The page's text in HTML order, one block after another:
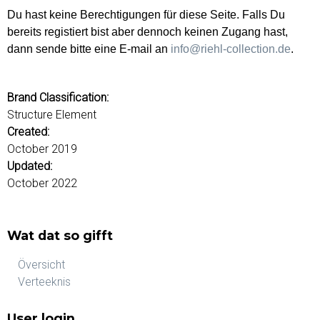
r
d
s
Du hast keine Berechtigungen für diese Seite. Falls Du
bereits registiert bist aber dennoch keinen Zugang hast,
dann sende bitte eine E-mail an info@riehl-collection.de.
Brand Classification:
Structure Element
Created:
October 2019
Updated:
October 2022
Wat dat so gifft
Översicht
Verteeknis